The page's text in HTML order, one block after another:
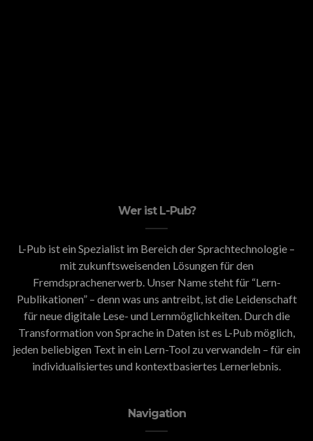
Wer ist L-Pub?
L-Pub ist ein Spezialist im Bereich der Sprachtechnologie –
mit zukunftsweisenden Lösungen für den
Fremdsprachenerwerb. Unser Name steht für “Lern-
Publikationen” – denn was uns antreibt, ist die Leidenschaft
für neue digitale Lese- und Lernmöglichkeiten. Durch die
Transformation von Sprache in Daten ist es L-Pub möglich,
jeden beliebigen Text in ein Lern-Tool zu verwandeln – für ein
individualisiertes und kontextbasiertes Lernerlebnis.
Navigation